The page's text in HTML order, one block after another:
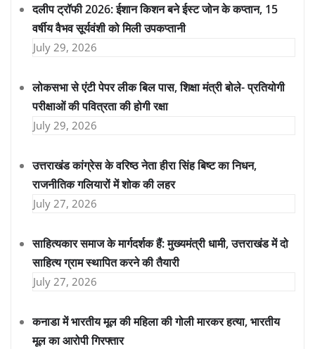
दलीप ट्रॉफी 2026: ईशान किशन बने ईस्ट जोन के कप्तान, 15
वर्षीय वैभव सूर्यवंशी को मिली उपकप्तानी
July 29, 2026
लोकसभा से एंटी पेपर लीक बिल पास, शिक्षा मंत्री बोले- प्रतियोगी
परीक्षाओं की पवित्रता की होगी रक्षा
July 29, 2026
उत्तराखंड कांग्रेस के वरिष्ठ नेता हीरा सिंह बिष्ट का निधन,
राजनीतिक गलियारों में शोक की लहर
July 27, 2026
साहित्यकार समाज के मार्गदर्शक हैं: मुख्यमंत्री धामी, उत्तराखंड में दो
साहित्य ग्राम स्थापित करने की तैयारी
July 27, 2026
कनाडा में भारतीय मूल की महिला की गोली मारकर हत्या, भारतीय
मूल का आरोपी गिरफ्तार